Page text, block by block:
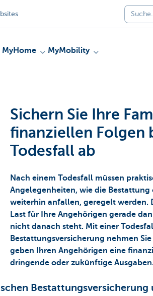
MyHome MyMobility
Sichern Sie Ihre
finanziellen Folgen
Todesfall ab
Nach einem Todesfall müssen
Angelegenheiten, wie die Bestattung
weiterhin anfallen, geregelt werden.
Last für Ihre Angehörigen gerade
nicht danach steht. Mit einer
Bestattungsversicherung nehmen
geben Ihren Angehörigen eine
dringende oder zukünftige
Bestattungsversicherung